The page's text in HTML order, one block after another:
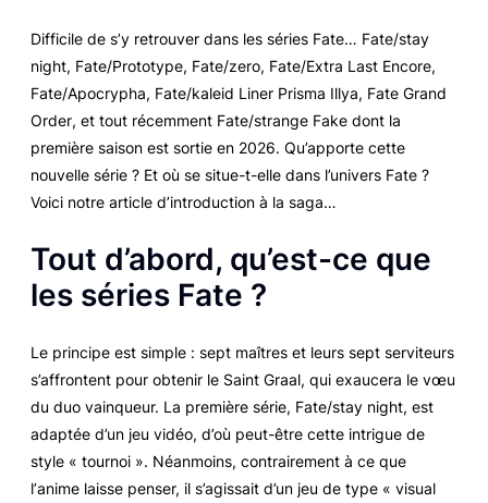
Difficile de s’y retrouver dans les séries Fate… Fate/stay
night, Fate/Prototype, Fate/zero, Fate/Extra Last Encore,
Fate/Apocrypha, Fate/kaleid Liner Prisma Illya, Fate Grand
Order, et tout récemment Fate/strange Fake dont la
première saison est sortie en 2026. Qu’apporte cette
nouvelle série ? Et où se situe-t-elle dans l’univers Fate ?
Voici notre article d’introduction à la saga…
Tout d’abord, qu’est-ce que
les séries Fate ?
Le principe est simple : sept maîtres et leurs sept serviteurs
s’affrontent pour obtenir le Saint Graal, qui exaucera le vœu
du duo vainqueur. La première série, Fate/stay night, est
adaptée d’un jeu vidéo, d’où peut-être cette intrigue de
style « tournoi ». Néanmoins, contrairement à ce que
l’anime laisse penser, il s’agissait d’un jeu de type « visual